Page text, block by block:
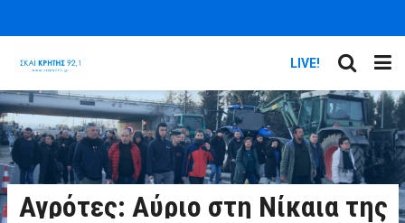
LIVE!
Αγρότες: Αύριο στη Νίκαια της